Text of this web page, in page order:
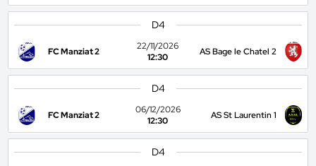
D4
FC Manziat 2
22/11/2026
12:30
AS Bage le Chatel 2
D4
FC Manziat 2
06/12/2026
12:30
AS St Laurentin 1
D4